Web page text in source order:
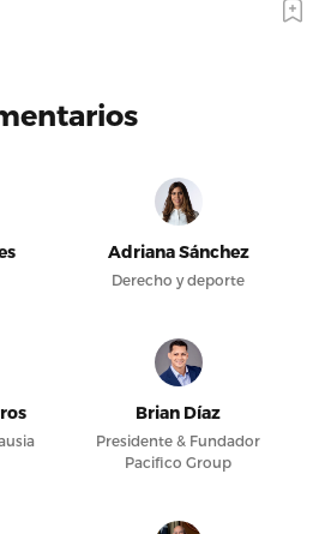
Adriana Sánchez
Derecho y deporte
Brian Díaz
Presidente & Fundador
Pacifico Group